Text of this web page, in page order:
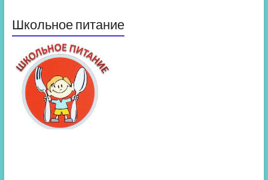
Школьное питание